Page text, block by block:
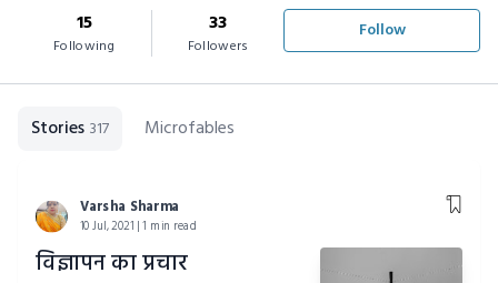
15
Following
33
Followers
Follow
Stories 317 Microfables
Varsha Sharma
10 Jul, 2021 | 1 min read
विज्ञापन का प्रचार